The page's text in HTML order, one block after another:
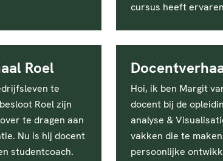
cursus heeft
Roel
te
Roel zijn
te dragen aan
Nu is hij docent
studentcoach.
Hoi, ik ben Margit
docent bij de
analyse &
vakken die te
persoonlijke